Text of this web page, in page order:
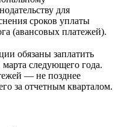
для
сроков уплаты
(авансовых платежей).
обязаны заплатить
следующего года.
— не позднее
за отчетным кварталом.